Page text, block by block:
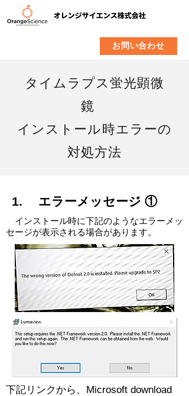
お問い合わせ
タイムラプス蛍光顕微
鏡
インストール時エラーの
対処方法
1. エラーメッセージ ①
インストール時に下記のようなエラーメッ
セージが表示される場合があります。
下記リンクから、Microsoft download